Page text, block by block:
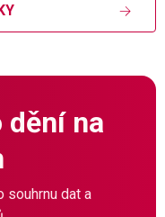
dění na
souhrnu dat a